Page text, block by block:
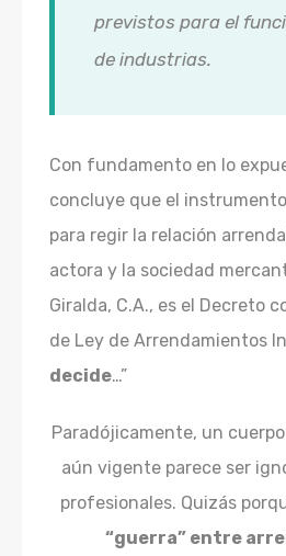
previstos para el
de industrias.
Con fundamento en lo
concluye que el
para regir la relación
actora y la sociedad
Giralda, C.A., es el Decreto
de Ley de Arrendamientos
decide…”
Paradójicamente, un
aún vigente parece ser
profesionales. Quizás
“guerra” entre